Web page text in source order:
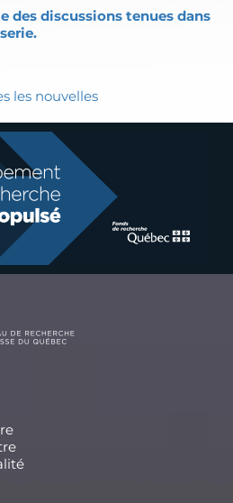
des discussions tenues dans
les nouvelles